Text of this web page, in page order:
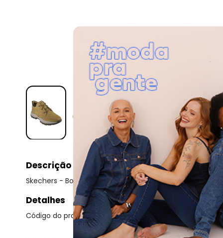
Descrição
Skechers - Bota Skechers Knowlson Ramhurst Masculina
Detalhes
Código do produto: 23431740